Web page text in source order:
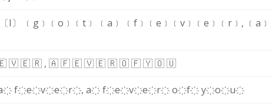
〔I〕 ﹝g﹞ ﹝o﹞ ﹝t﹞ ﹝a﹞ ﹝f﹞ ﹝e﹞ ﹝v﹞ ﹝e﹞ ﹝r﹞ , ﹝a﹞
🇻🇪🇷 , 🇦🇫🇪🇻🇪🇷🇴🇫🇾🇴🇺
f҉e҉v҉e҉r҉, a҉f҉e҉v҉e҉r҉o҉f҉y҉o҉u҉